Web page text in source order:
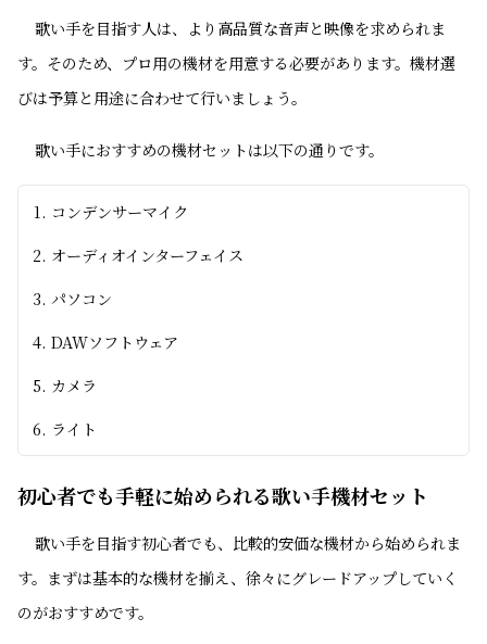
歌い手を目指す人は、より高品質な音声と映像を求められま
す。そのため、プロ用の機材を用意する必要があります。機材選
びは予算と用途に合わせて行いましょう。
歌い手におすすめの機材セットは以下の通りです。
コンデンサーマイク
オーディオインターフェイス
パソコン
DAWソフトウェア
カメラ
ライト
初心者でも手軽に始められる歌い手機材セット
歌い手を目指す初心者でも、比較的安価な機材から始められま
す。まずは基本的な機材を揃え、徐々にグレードアップしていく
のがおすすめです。